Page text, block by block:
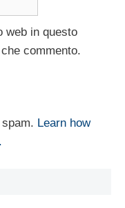
web in questo
commento.
Learn how